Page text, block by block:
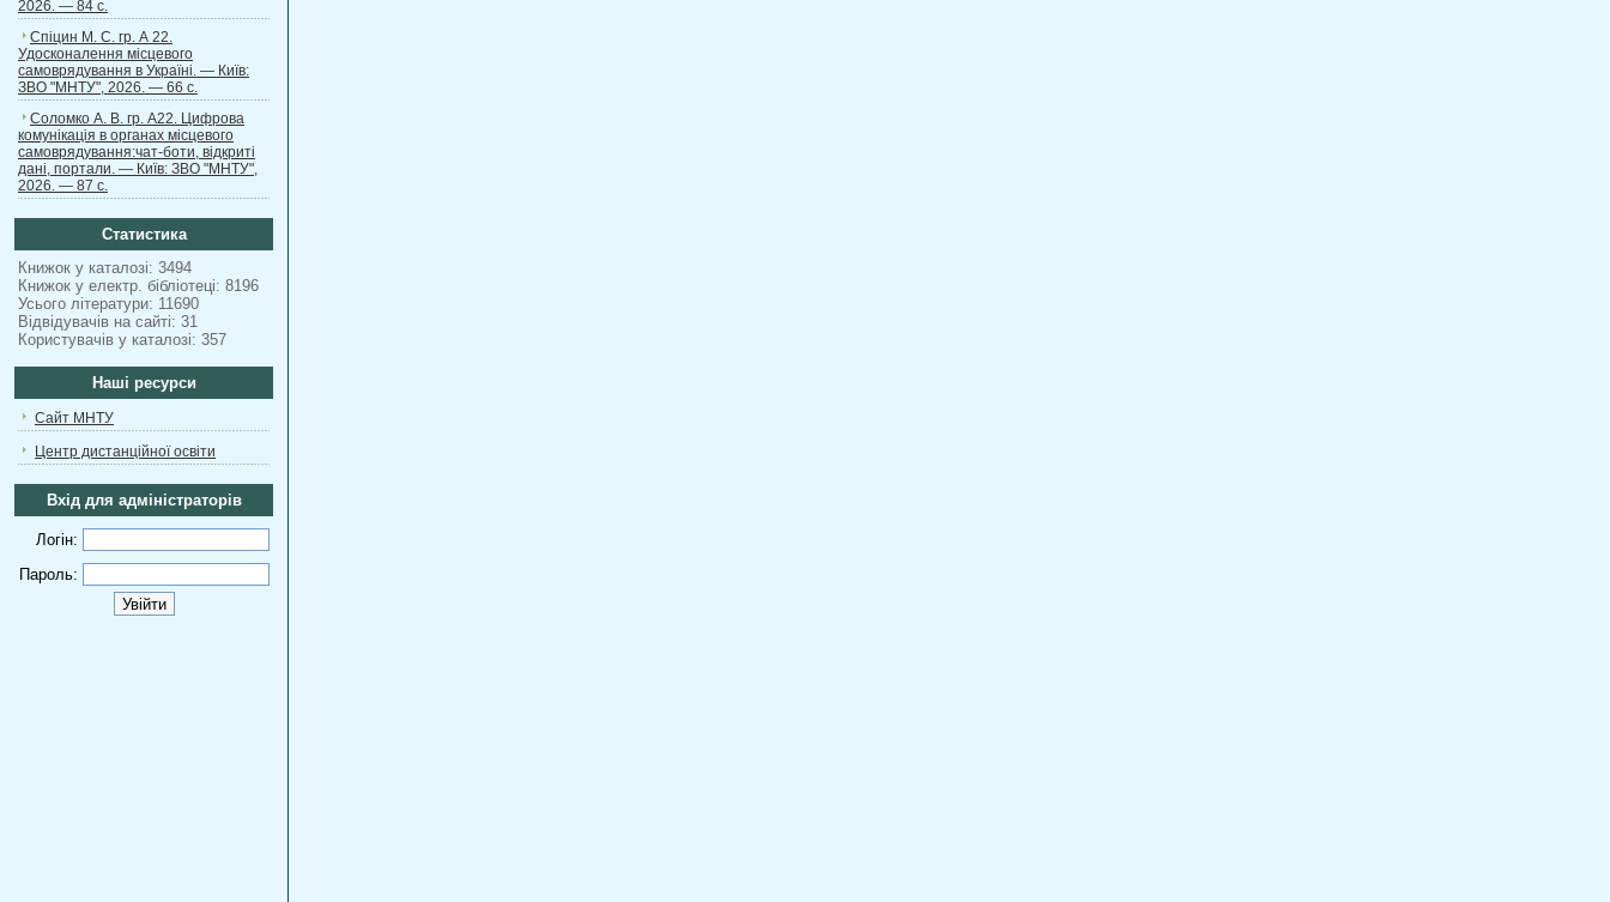
2026. — 84 с.
Спіцин М. С. гр. А 22.
Удосконалення місцевого
самоврядування в Україні. — Київ:
ЗВО "МНТУ", 2026. — 66 с.
Соломко А. В. гр. А22. Цифрова
комунікація в органах місцевого
самоврядування:чат-боти, відкриті
дані, портали. — Київ: ЗВО "МНТУ",
2026. — 87 с.
Статистика
Книжок у каталозі: 3494
Книжок у електр. бібліотеці: 8196
Усього літератури: 11690
Відвідувачів на сайті: 31
Користувачів у каталозі: 357
Наші ресурси
Сайт МНТУ
Центр дистанційної освіти
Вхід для адміністраторів
Логін:
Пароль: